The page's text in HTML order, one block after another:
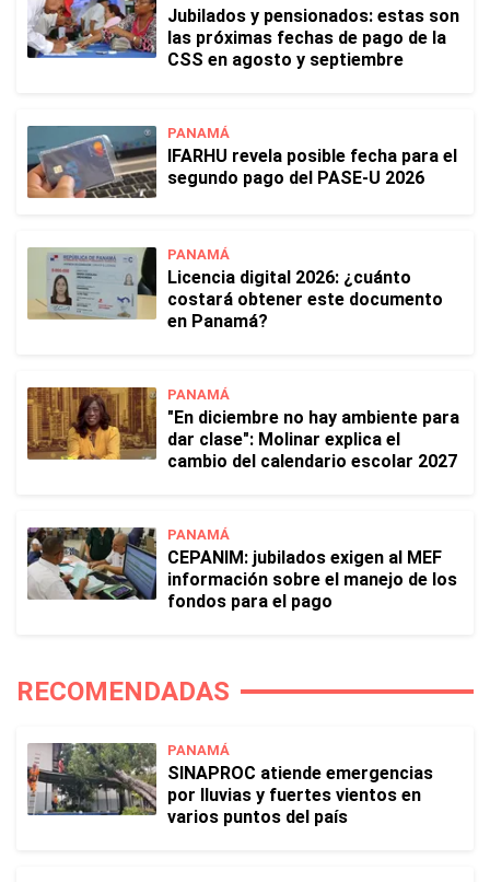
Jubilados y pensionados: estas son
las próximas fechas de pago de la
CSS en agosto y septiembre
PANAMÁ
IFARHU revela posible fecha para el
segundo pago del PASE-U 2026
PANAMÁ
Licencia digital 2026: ¿cuánto
costará obtener este documento
en Panamá?
PANAMÁ
"En diciembre no hay ambiente para
dar clase": Molinar explica el
cambio del calendario escolar 2027
PANAMÁ
CEPANIM: jubilados exigen al MEF
información sobre el manejo de los
fondos para el pago
RECOMENDADAS
PANAMÁ
SINAPROC atiende emergencias
por lluvias y fuertes vientos en
varios puntos del país